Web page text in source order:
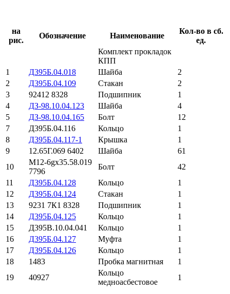
на
рис.
Обозначение Наименование
Кол-во в сб.
ед.
Комплект прокладок
КПП
1
Д395Б.04.018 Шайба
2
2
Д395Б.04.109 Стакан
2
3
92412 8328 Подшипник
1
4
ДЗ-98.10.04.123 Шайба
4
5
ДЗ-98.10.04.165 Болт
12
7
Д395Б.04.116 Кольцо
1
8
Д395Б.04.117-1 Крышка
1
9
12.65Г.069 6402 Шайба
61
10
М12-6gх35.58.019
7796
Болт
42
11
Д395Б.04.128 Кольцо
1
12
Д395Б.04.124 Стакан
1
13
9231 7К1 8328 Подшипник
1
14
Д395Б.04.125 Кольцо
1
15
Д395В.10.04.041 Кольцо
1
16
Д395Б.04.127 Муфта
1
17
Д395Б.04.126 Кольцо
1
18
1483 Пробка магнитная
1
19
40927
Кольцо
медноасбестовое
1